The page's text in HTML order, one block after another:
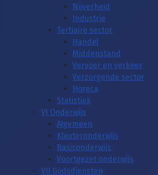
Nijverheid
Industrie
Tertiaire sector
Handel
Middenstand
Vervoer en verkeer
Verzorgende sector
Horeca
Statistiek
VI Onderwijs
Algemeen
Kleuteronderwijs
Basisonderwijs
Voortgezet onderwijs
VII Godsdiensten